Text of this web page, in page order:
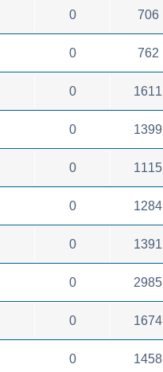
0 706
0 762
0 1611
0 1399
0 1115
0 1284
0 1391
0 2985
0 1674
0 1458